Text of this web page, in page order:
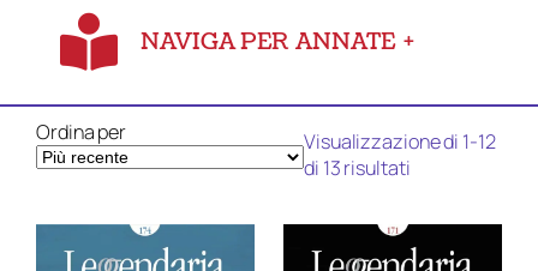
NAVIGA PER ANNATE +
Ordina per
Visualizzazione di 1-12
di 13 risultatiOrdina
base
al